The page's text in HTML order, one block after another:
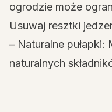
ogrodzie może
Usuwaj resztki
– Naturalne
naturalnych